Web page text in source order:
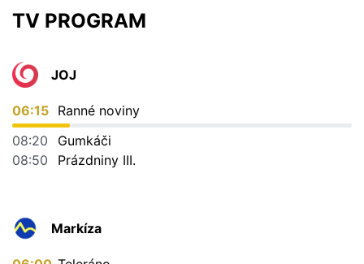
TV PROGRAM
JOJ
06:15 Ranné noviny
08:20
Gumkáči
08:50
Prázdniny III.
Markíza